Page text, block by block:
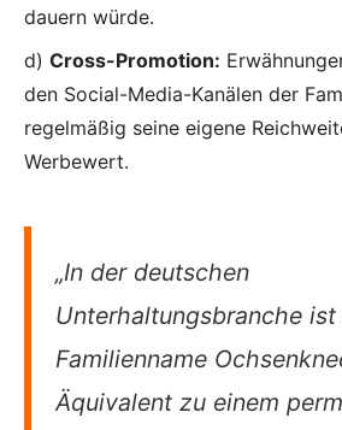
dauern würde.
d) Cross-Promotion:
den Social-Media-Kanälen der
regelmäßig seine eigene
Werbewert.
„In der deutschen
Unterhaltungsbranche ist
Familienname
Äquivalent zu einem